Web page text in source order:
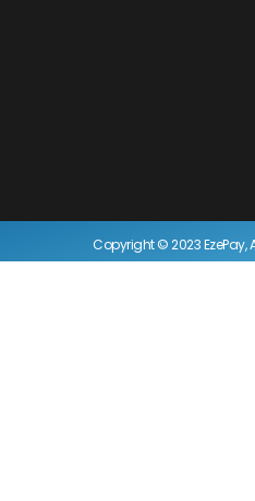
Copyright © 2023 EzePay,